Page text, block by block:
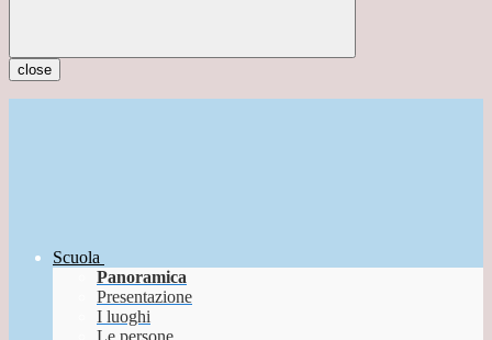
close
Scuola
Panoramica
Presentazione
I luoghi